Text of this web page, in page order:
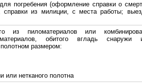
погребения (оформление справки о
справки из милиции, с места работы;
из пиломатериалов или
обитого вгладь снаружи
размером:
или нетканого полотна